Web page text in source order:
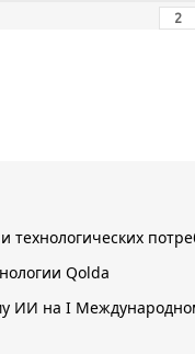
Qolda
на I Международном